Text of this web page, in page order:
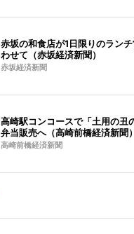
赤坂の和食店が1日限りのラン
わせて（赤坂経済新聞）
赤坂経済新聞
高崎駅コンコースで「土用の丑
弁当販売へ（高崎前橋経済新聞）
高崎前橋経済新聞